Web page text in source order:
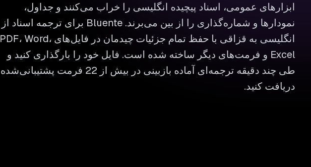
ابزارهای عمومی، اسناد پیچیده انگلیسی را خراب می‌کنند و جداول،
نمودارها و شماره‌گذاری را از بین می‌برند. Bluente برای ترجمه اسناد از
انگلیسی به قزاقی با حفظ تمام جزئیات چیدمان در فایل‌های PDF، Word،
Excel و فرمت‌های دیگر ساخته شده است. فایل خود را بارگذاری کنید و
طی چند دقیقه ترجمه‌ای آماده بازبینی در بیش از 22 فرمت پشتیبانی‌شده
دریافت کنید.